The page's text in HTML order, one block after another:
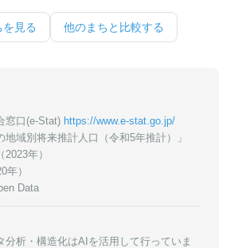
見る 他のまちと比較する
窓口(e-Stat) https://www.e-stat.go.jp/
地域別将来推計人口（令和5年推計）」
年）
年）
Data
分析・構造化はAIを活用して行っていま